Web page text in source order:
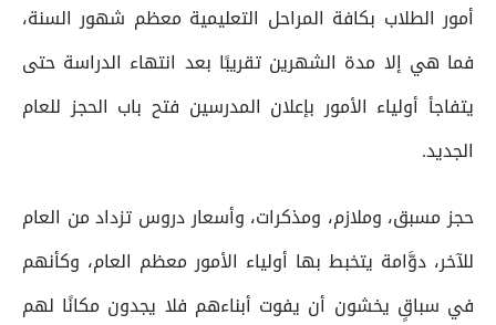
أمور الطلاب بكافة المراحل التعليمية معظم شهور السنة،
فما هي إلا مدة الشهرين تقريبًا بعد انتهاء الدراسة حتى
يتفاجأ أولياء الأمور بإعلان المدرسين فتح باب الحجز للعام
الجديد.
حجز مسبق، وملازم، ومذكرات، وأسعار دروس تزداد من العام
للآخر، دوَّامة يتخبط بها أولياء الأمور معظم العام، وكأنهم
في سباقٍ يخشون أن يفوت أبناءهم فلا يجدون مكانًا لهم